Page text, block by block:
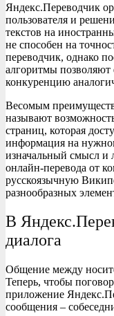
Яндекс.Переводчик
пользователя и
текстов на
не способен на
переводчик, однако
алгоритмы позволяют
конкуренцию
Весомым
называют
страниц, которая
информация на
изначальный смысл и
онлайн-перевода от
русскоязычную
разнообразных
В
диалога
Общение между
Теперь, чтобы
приложение
сообщения –